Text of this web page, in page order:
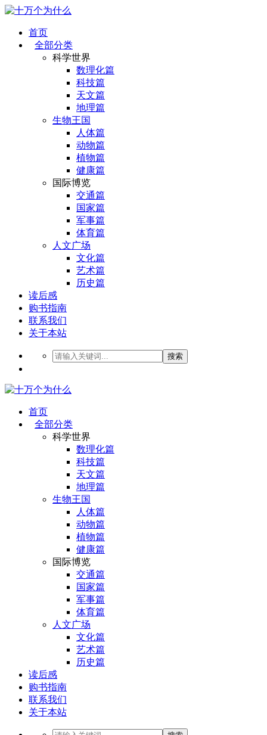
首页
全部分类
科学世界
数理化篇
科技篇
天文篇
地理篇
生物王国
人体篇
动物篇
植物篇
健康篇
国际博览
交通篇
国家篇
军事篇
体育篇
人文广场
文化篇
艺术篇
历史篇
读后感
购书指南
联系我们
关于本站
搜索
首页
全部分类
科学世界
数理化篇
科技篇
天文篇
地理篇
生物王国
人体篇
动物篇
植物篇
健康篇
国际博览
交通篇
国家篇
军事篇
体育篇
人文广场
文化篇
艺术篇
历史篇
读后感
购书指南
联系我们
关于本站